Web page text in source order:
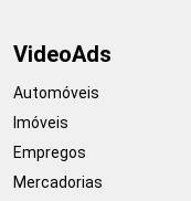
VideoAds
Automóveis
Imóveis
Empregos
Mercadorias